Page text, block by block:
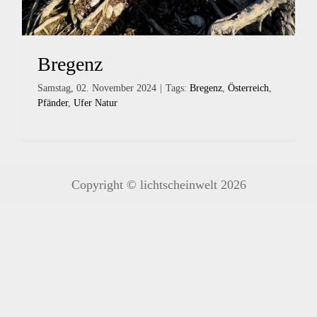
Bregenz
Samstag, 02. November 2024 Tags: Bregenz, Österreich,
Pfänder, Ufer Natur
Copyright © lichtscheinwelt 2026